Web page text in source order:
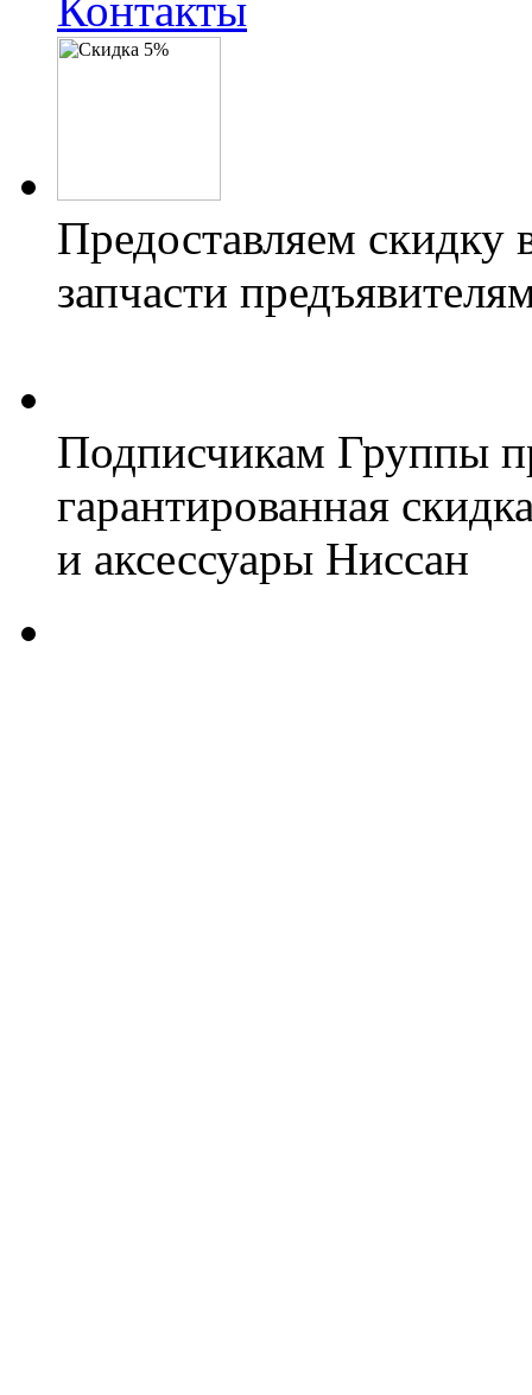
Предоставляем скидку
запчасти
Подписчикам Группы
гарантированная
и аксессуары Ниссан